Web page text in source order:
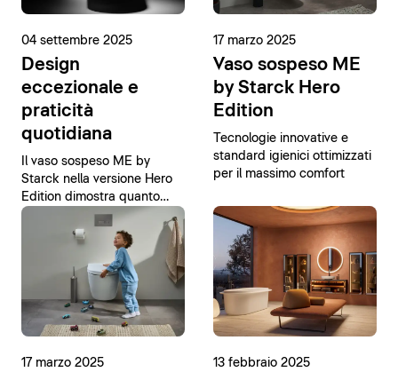
04 settembre 2025
Design
eccezionale e
praticità
quotidiana
Il vaso sospeso ME by
Starck nella versione Hero
Edition dimostra quanto
possa essere semplice
raggiungere la perfezione.
17 marzo 2025
Vaso sospeso ME
by Starck Hero
Edition
Tecnologie innovative e
standard igienici ottimizzati
per il massimo comfort
17 marzo 2025 13 febbraio 2025